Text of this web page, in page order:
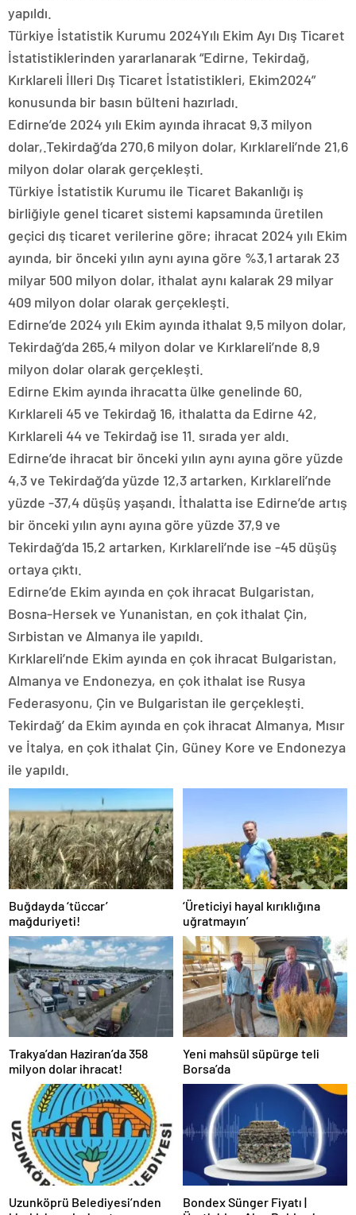
yapıldı.
Türkiye İstatistik Kurumu 2024Yılı Ekim Ayı Dış Ticaret
İstatistiklerinden yararlanarak “Edirne, Tekirdağ,
Kırklareli İlleri Dış Ticaret İstatistikleri, Ekim2024”
konusunda bir basın bülteni hazırladı.
Edirne’de 2024 yılı Ekim ayında ihracat 9,3 milyon
dolar,.Tekirdağ’da 270,6 milyon dolar, Kırklareli’nde 21,6
milyon dolar olarak gerçekleşti.
Türkiye İstatistik Kurumu ile Ticaret Bakanlığı iş
birliğiyle genel ticaret sistemi kapsamında üretilen
geçici dış ticaret verilerine göre; ihracat 2024 yılı Ekim
ayında, bir önceki yılın aynı ayına göre %3,1 artarak 23
milyar 500 milyon dolar, ithalat aynı kalarak 29 milyar
409 milyon dolar olarak gerçekleşti.
Edirne’de 2024 yılı Ekim ayında ithalat 9,5 milyon dolar,
Tekirdağ’da 265,4 milyon dolar ve Kırklareli’nde 8,9
milyon dolar olarak gerçekleşti.
Edirne Ekim ayında ihracatta ülke genelinde 60,
Kırklareli 45 ve Tekirdağ 16, ithalatta da Edirne 42,
Kırklareli 44 ve Tekirdağ ise 11. sırada yer aldı.
Edirne’de ihracat bir önceki yılın aynı ayına göre yüzde
4,3 ve Tekirdağ’da yüzde 12,3 artarken, Kırklareli’nde
yüzde -37,4 düşüş yaşandı. İthalatta ise Edirne’de artış
bir önceki yılın aynı ayına göre yüzde 37,9 ve
Tekirdağ’da 15,2 artarken, Kırklareli’nde ise -45 düşüş
ortaya çıktı.
Edirne’de Ekim ayında en çok ihracat Bulgaristan,
Bosna-Hersek ve Yunanistan, en çok ithalat Çin,
Sırbistan ve Almanya ile yapıldı.
Kırklareli’nde Ekim ayında en çok ihracat Bulgaristan,
Almanya ve Endonezya, en çok ithalat ise Rusya
Federasyonu, Çin ve Bulgaristan ile gerçekleşti.
Tekirdağ’ da Ekim ayında en çok ihracat Almanya, Mısır
ve İtalya, en çok ithalat Çin, Güney Kore ve Endonezya
ile yapıldı.
Buğdayda ‘tüccar’
mağduriyeti!
‘Üreticiyi hayal kırıklığına
uğratmayın’
Trakya’dan Haziran’da 358
milyon dolar ihracat!
Yeni mahsül süpürge teli
Borsa’da
Uzunköprü Belediyesi’nden
Bondex Sünger Fiyatı |